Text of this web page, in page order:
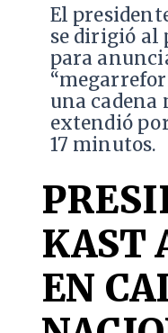
El
se dirigió al
para
una cadena
extendió
17 minutos.
KAST
EN